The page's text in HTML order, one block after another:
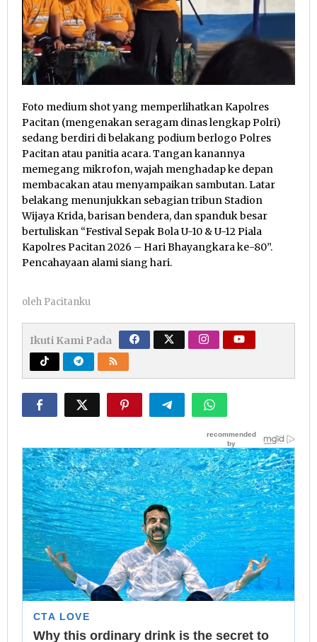
Foto medium shot yang memperlihatkan Kapolres
Pacitan (mengenakan seragam dinas lengkap Polri)
sedang berdiri di belakang podium berlogo Polres
Pacitan atau panitia acara. Tangan kanannya
memegang mikrofon, wajah menghadap ke depan
membacakan atau menyampaikan sambutan. Latar
belakang menunjukkan sebagian tribun Stadion
Wijaya Krida, barisan bendera, dan spanduk besar
bertuliskan “Festival Sepak Bola U-10 & U-12 Piala
Kapolres Pacitan 2026 – Hari Bhayangkara ke-80”.
Pencahayaan alami siang hari.
oleh Pacitanku
Ikuti Kami Pada